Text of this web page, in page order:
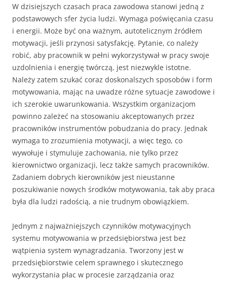
W dzisiejszych czasach praca zawodowa stanowi jedną z
podstawowych sfer życia ludzi. Wymaga poświęcania czasu
i energii. Może być ona ważnym, autotelicznym źródłem
motywacji, jeśli przynosi satysfakcję. Pytanie, co należy
robić, aby pracownik w pełni wykorzystywał w pracy swoje
uzdolnienia i energię twórczą, jest niezwykle istotne.
Należy zatem szukać coraz doskonalszych sposobów i form
motywowania, mając na uwadze różne sytuacje zawodowe i
ich szerokie uwarunkowania. Wszystkim organizacjom
powinno zależeć na stosowaniu akceptowanych przez
pracowników instrumentów pobudzania do pracy. Jednak
wymaga to zrozumienia motywacji, a więc tego, co
wywołuje i stymuluje zachowania, nie tylko przez
kierownictwo organizacji, lecz także samych pracowników.
Zadaniem dobrych kierowników jest nieustanne
poszukiwanie nowych środków motywowania, tak aby praca
była dla ludzi radością, a nie trudnym obowiązkiem.
Jednym z najważniejszych czynników motywacyjnych
systemu motywowania w przedsiębiorstwa jest bez
wątpienia system wynagradzania. Tworzony jest w
przedsiębiorstwie celem sprawnego i skutecznego
wykorzystania płac w procesie zarządzania oraz